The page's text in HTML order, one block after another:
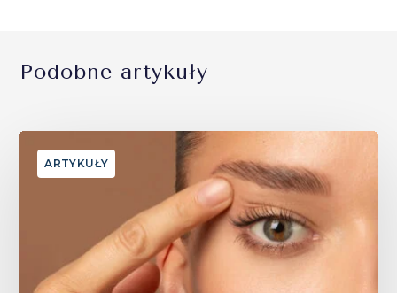
Podobne artykuły
ARTYKUŁY